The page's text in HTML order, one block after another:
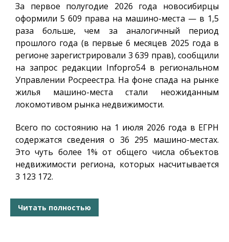
За первое полугодие 2026 года новосибирцы
оформили 5 609 права на машино-места — в 1,5
раза больше, чем за аналогичный период
прошлого года (в первые 6 месяцев 2025 года в
регионе зарегистрировали 3 639 прав), сообщили
на запрос редакции Infopro54в региональном
Управлении Росреестра. На фоне спада на рынке
жилья машино-места стали неожиданным
локомотивом рынка недвижимости.
Всего по состоянию на 1 июля 2026 года в ЕГРН
содержатся сведения о 36 295 машино-местах.
Это чуть более 1% от общего числа объектов
недвижимости региона, которых насчитывается
3 123 172.
Читать полностью